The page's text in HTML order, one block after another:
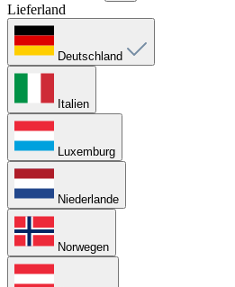
Lieferland
Deutschland
Italien
Luxemburg
Niederlande
Norwegen